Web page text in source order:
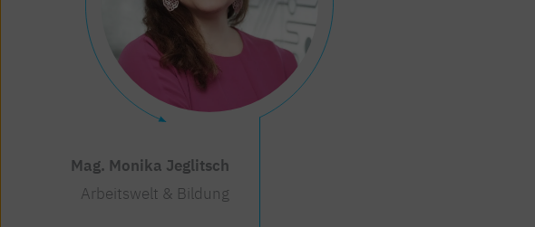
Mag. Monika Jeglitsch
Arbeitswelt & Bildung